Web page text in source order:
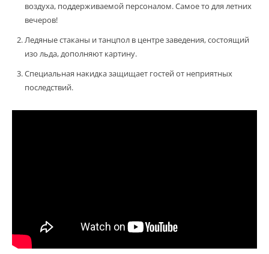
воздуха, поддерживаемой персоналом. Самое то для летних
вечеров!
Ледяные стаканы и танцпол в центре заведения, состоящий
изо льда, дополняют картину.
Специальная накидка защищает гостей от неприятных
последствий.